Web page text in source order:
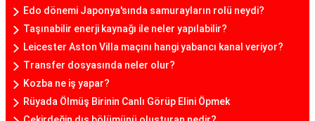
Edo dönemi Japonya'sında samurayların rolü neydi?
Taşınabilir enerji kaynağı ile neler yapılabilir?
Leicester Aston Villa maçını hangi yabancı kanal veriyor?
Transfer dosyasında neler olur?
Kozba ne iş yapar?
Rüyada Ölmüş Birinin Canlı Görüp Elini Öpmek